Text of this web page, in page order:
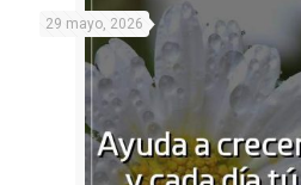
29 mayo, 2026